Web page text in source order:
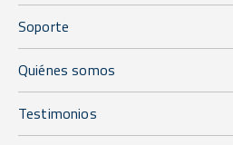
Soporte
Quiénes somos
Testimonios